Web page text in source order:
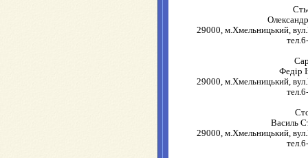
29000, м.Хмельницький,
Федір
29000, м.Хмельницький,
Василь
29000, м.Хмельницький,